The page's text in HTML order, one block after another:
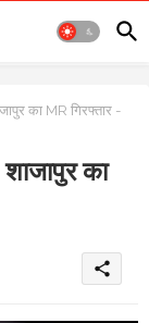
का MR गिरफ्तार -
का
share